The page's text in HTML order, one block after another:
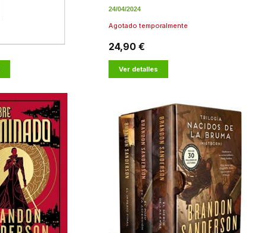
24/04/2024
Agotado temporalmente
24,90 €
Ver detalles